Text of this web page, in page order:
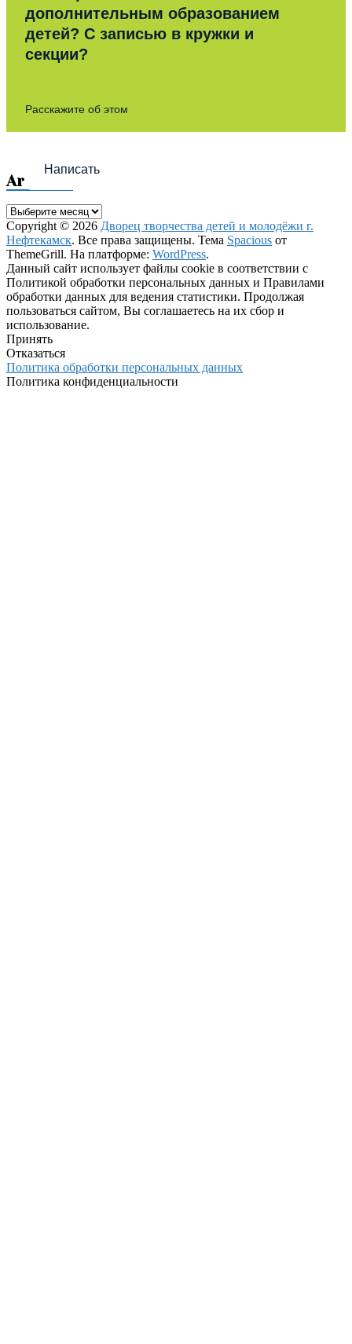
дополнительным образованием
детей? С записью в кружки и
секции?
Расскажите об этом
Написать
Archives
Archives
Copyright © 2026 Дворец творчества детей и молодёжи г.
Нефтекамск. Все права защищены. Тема Spacious от
ThemeGrill. На платформе: WordPress.
Данный сайт использует файлы cookie в соответствии с
Политикой обработки персональных данных и Правилами
обработки данных для ведения статистики. Продолжая
пользоваться сайтом, Вы соглашаетесь на их сбор и
использование.
Принять
Отказаться
Политика обработки персональных данных
Политика конфиденциальности